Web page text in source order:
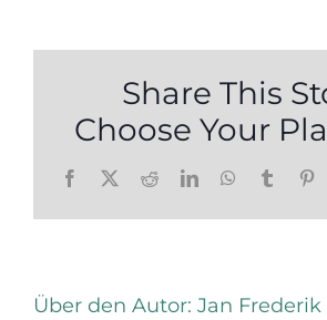
Share This
Choose Your
Facebook
X RedditLinkedInWhatsApp
Tumblr
Über den Autor: Jan Frederik